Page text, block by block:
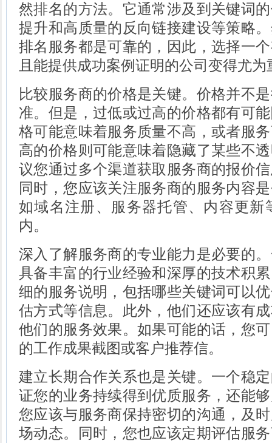
然排名的方法。它通常涉及到关键词
提升和高质量的反向链接建设等策略
排名服务都是可靠的，因此，选择一
且能提供成功案例证明的公司变得尤为
比较服务商的价格是关键。价格并不
准。但是，过低或过高的价格都有可
格可能意味着服务质量不高，或者服
高的价格则可能意味着隐藏了某些不
议您通过多个渠道获取服务商的报价
同时，您应该关注服务商的服务内容
如域名注册、服务器托管、内容更新
内。
深入了解服务商的专业能力是必要的
具备丰富的行业经验和深厚的技术积
细的服务说明，包括哪些关键词可以
估方式等信息。此外，他们还应该有
他们的服务效果。如果可能的话，您
的工作成果截图或客户推荐信。
建立长期合作关系也是关键。一个稳
证您的业务持续得到优质服务，还能
您应该与服务商保持密切的沟通，及
场动态。同时，您也应该定期评估服